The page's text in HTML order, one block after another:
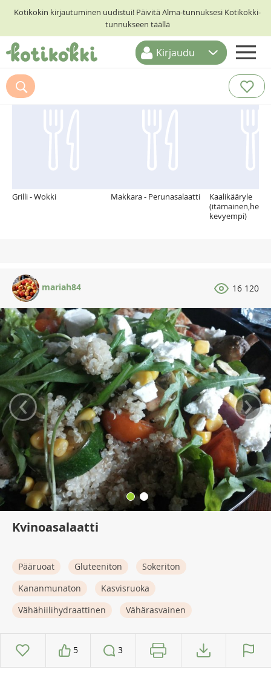
Kotikokin kirjautuminen uudistui! Päivitä Alma-tunnuksesi Kotikokki-
tunnukseen täällä
ETUSIVU
RESEPTIHAKU
Kirjaudu
Suosittelemme myös
Grilli - Wokki Makkara - Perunasalaatti
Kaalikääryle
kevyempi)
mariah84 16 120
‹ ›
Kvinoasalaatti
Pääruoat Gluteeniton
Sokeriton
Kananmunaton
Kasvisruoka
Vähähiilihydraattinen
Vähärasvainen
5 3